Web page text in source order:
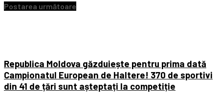
Postarea următoare
Republica Moldova găzduiește pentru prima dată
Campionatul European de Haltere! 370 de sportivi
din 41 de țări sunt așteptați la competiție